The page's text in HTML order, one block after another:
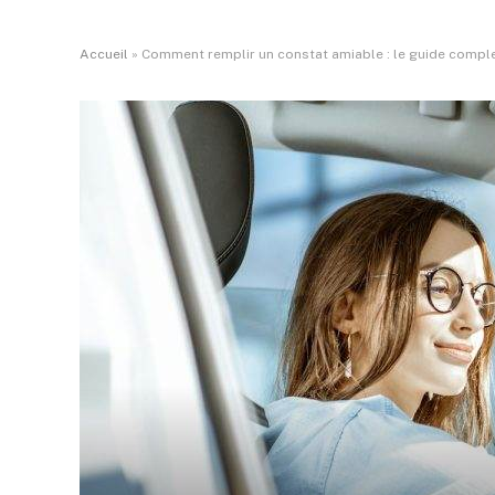
Accueil » Comment remplir un constat amiable : le guide